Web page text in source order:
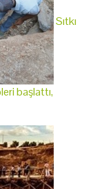
Sıtkı
başlattı,